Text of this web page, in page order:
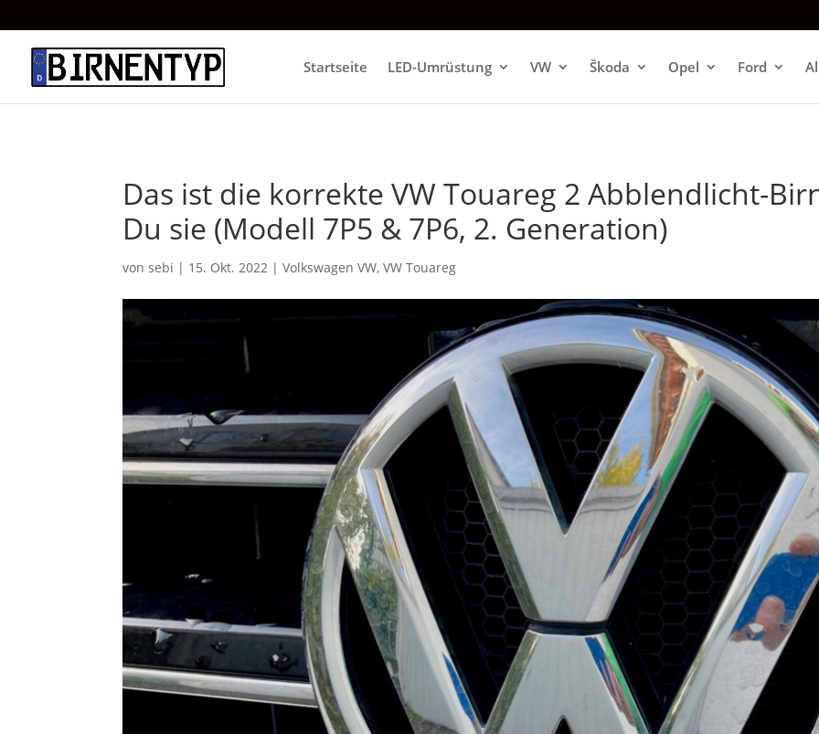
Startseite LED-Umrüstung VW Škoda Opel Ford
Das ist die korrekte VW Touareg 2 Abblendlicht-
Du sie (Modell 7P5 & 7P6, 2. Generation)
vonsebi | 15. Okt. 2022 |Volkswagen VW,VW Touareg